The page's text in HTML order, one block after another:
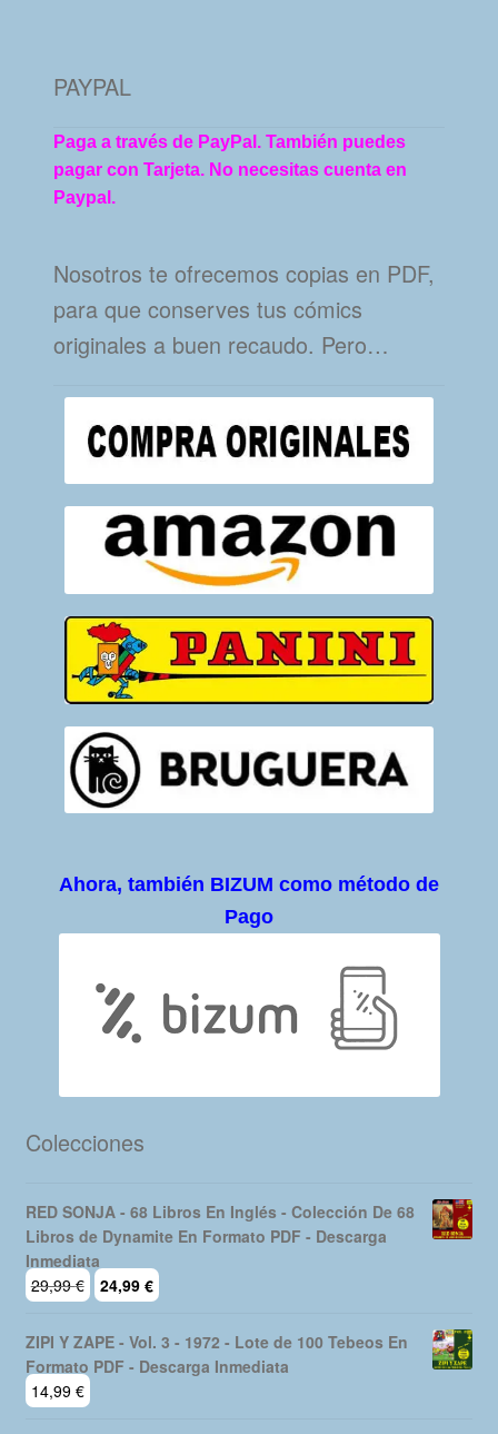
PAYPAL
Paga a través de PayPal. También puedes
pagar con Tarjeta. No necesitas cuenta en
Paypal.
Nosotros te ofrecemos copias en PDF,
para que conserves tus cómics
originales a buen recaudo. Pero…
Ahora, también BIZUM como método de
Pago
Colecciones
RED SONJA - 68 Libros En Inglés - Colección De 68
Libros de Dynamite En Formato PDF - Descarga
Inmediata
29,99€
El
precio
original
era:
24,99 €
actual
24,99 €.
ZIPI Y ZAPE - Vol. 3 - 1972 - Lote de 100 Tebeos En
Formato PDF - Descarga Inmediata
14,99 €